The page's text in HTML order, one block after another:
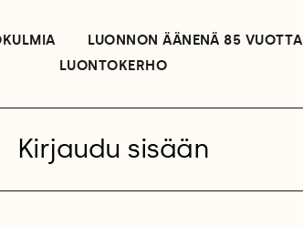
LUONNON ÄÄNENÄ 85 VUOTTA
LUONTOKERHO
Kirjaudu sisään